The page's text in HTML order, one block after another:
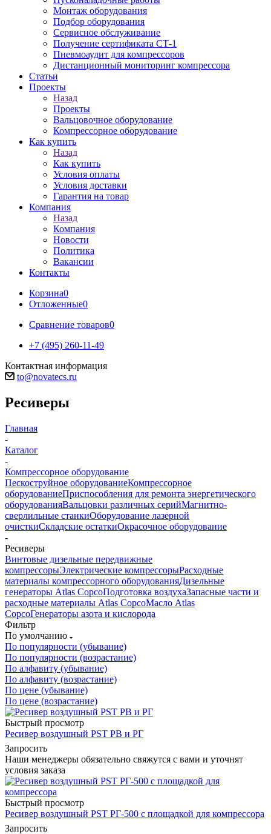
Монтаж оборудования
Подбор оборудования
Сервисное обслуживание
Получение сертификата СТ-1
Пневмоаудит для компрессоров
Дистанционный мониторинг компрессора
Статьи
Проекты
Назад
Проекты
Вальцовочное оборудование
Компрессорное оборудование
Как купить
Назад
Как купить
Условия оплаты
Условия доставки
Гарантия на товар
Компания
Назад
Компания
Новости
Политика
Вакансии
Контакты
Корзина0
Отложенные0
Сравнение товаров0
+7 (495) 260-11-49
Контактная информация
to@novatecs.ru
Ресиверы
Главная
-
Каталог
-
Компрессорное оборудование
Пескоструйное оборудованиеКомпрессорное
оборудованиеПриспособления для ремонта энергетического
оборудованияВальцовки различных серийМагнитно-
сверлильные станкиОборудование лазерной
очисткиСкладские остаткиОкрасочное оборудование
-
Ресиверы
Винтовые дизельные передвижные
компрессорыЭлектрические компрессорыРасходные
материалы компрессорного оборудованияДизельные
генераторы Atlas CopcoПодготовка воздухаЗапасные части и
расходные материалы Atlas CopcoМасло Atlas
CopcoГенераторы азота и кислорода
Фильтр
По умолчанию
По популярности (убывание)
По популярности (возрастание)
По алфавиту (убывание)
По алфавиту (возрастание)
По цене (убывание)
По цене (возрастание)
Быстрый просмотр
Ресивер воздушный PST РВ и РГ
Запросить
Наши менеджеры обязательно свяжутся с вами и уточнят
условия заказа
Быстрый просмотр
Ресивер воздушный PST РГ-500 с площадкой для компрессора
Запросить